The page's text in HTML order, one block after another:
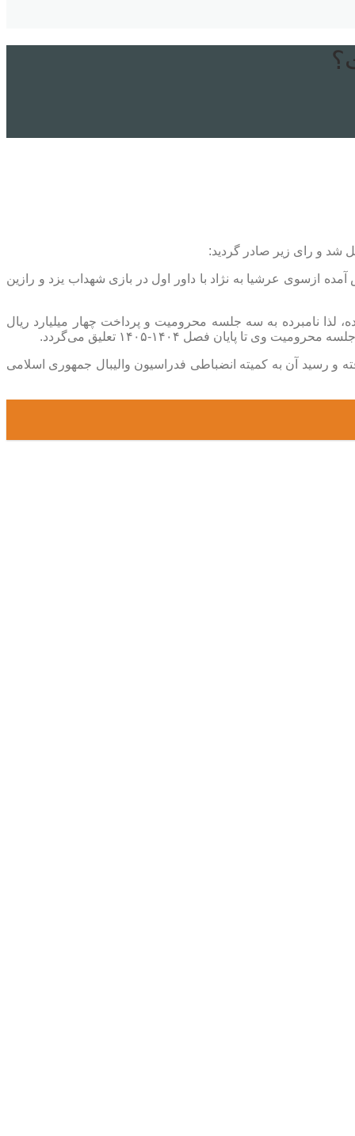
منظور رسیدگی به موضوع حواشی پیش آمده ازسوی عرشیا به نژاد با داور اول در بازی شهداب یزد و رازین
نامبرده به سه جلسه محرومیت و پرداخت چهار میلیارد ریال
علیه ظرف مدت ۵ روز از تاریخ ابلاغ پرداخت صورت گرفته و رسید آن به کمیته انضباطی فدراسیون والیبال جمهوری اسلامی